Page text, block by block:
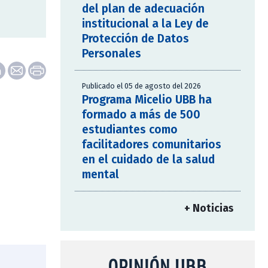
del plan de adecuación
institucional a la Ley de
Protección de Datos
Personales
Publicado el 05 de agosto del 2026
Programa Micelio UBB ha
formado a más de 500
estudiantes como
facilitadores comunitarios
en el cuidado de la salud
mental
+ Noticias